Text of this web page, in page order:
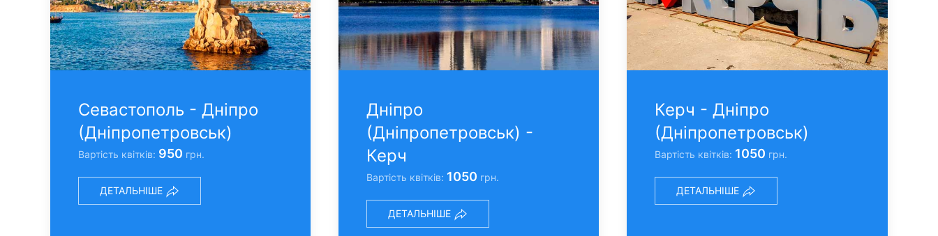
Севастополь - Днiпро
(Днiпропетровськ)
Вартість квітків: 950 грн.
ДЕТАЛЬНІШЕ
Днiпро
(Днiпропетровськ) -
Керч
Вартість квітків: 1050 грн.
ДЕТАЛЬНІШЕ
Керч - Днiпро
(Днiпропетровськ)
Вартість квітків: 1050 грн.
ДЕТАЛЬНІШЕ